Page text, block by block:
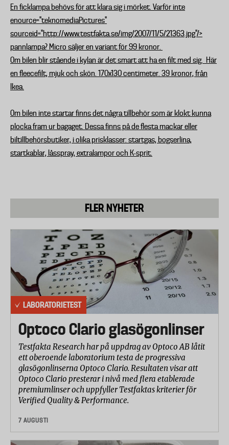
En ficklampabehövs för att klara sig i mörket. Varför inte
enource="teknomediaPictures"
sourceid="http://www.testfakta.se/img/2007/11/5/21363.jpg"/>
pannlampa? Micro säljer en variant för 99 kronor.
Om bilen blir stående i kylan är det smart att ha en filtmed sig. Här
en fleecefilt, mjuk och skön. 170x130 centimeter. 39 kronor, från
Ikea.
Om bilen inte startarfinns det några tillbehör som är klokt kunna
plocka fram ur bagaget. Dessa finns på de flesta mackar eller
biltillbehörsbutiker, i olika prisklasser: startgas, bogserlina,
startkablar, låsspray, extralampor och K-sprit.
FLER NYHETER
LABORATORIETEST
Optoco Clario glasögonlinser
Testfakta Research har på uppdrag av Optoco AB låtit
ett oberoende laboratorium testa de progressiva
glasögonlinserna Optoco Clario. Resultaten visar att
Optoco Clario presterar i nivå med flera etablerade
premiumlinser och uppfyller Testfaktas kriterier för
Verified Quality & Performance.
7 AUGUSTI